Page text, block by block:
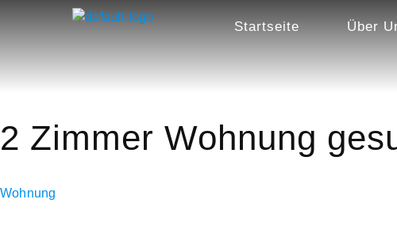
Startseite Über
2 Zimmer Wohnung
Wohnung